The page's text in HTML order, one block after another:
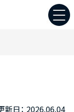
2026.06.04